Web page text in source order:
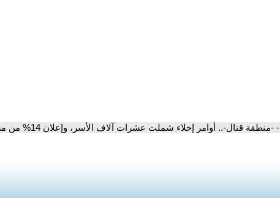
- -منطقة قتال-.. أوامر إخلاء شملت عشرات آلاف الأسر، وإعلان 14% من مساحة لبنان